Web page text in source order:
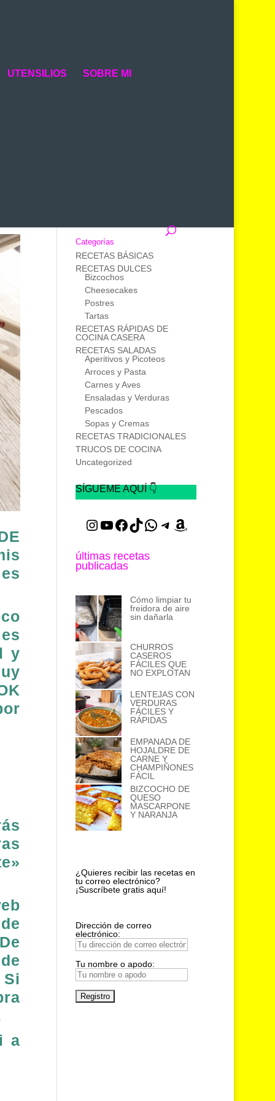
UTENSILIOS SOBRE MI
y
a
Categorías
RECETAS BÁSICAS
RECETAS DULCES
Bizcochos
Cheesecakes
Postres
Tartas
RECETAS RÁPIDAS DE
COCINA CASERA
RECETAS SALADAS
Aperitivos y Picoteos
Arroces y Pasta
Carnes y Aves
Ensaladas y Verduras
Pescados
Sopas y Cremas
RECETAS TRADICIONALES
TRUCOS DE COCINA
Uncategorized
SÍGUEME AQUÍ 👇
Instagram
YouTube
Facebook
TikTok
WhatsApp
Telegram
Amazon
últimas recetas
publicadas
Cómo limpiar tu
freidora de aire
sin dañarla
CHURROS
CASEROS
FÁCILES QUE
NO EXPLOTAN
LENTEJAS CON
VERDURAS
FÁCILES Y
RÁPIDAS
EMPANADA DE
HOJALDRE DE
CARNE Y
CHAMPIÑONES
FÁCIL
BIZCOCHO DE
QUESO
MASCARPONE
Y NARANJA
¿Quieres recibir las recetas en
tu correo electrónico?
¡Suscríbete gratis aquí!
Dirección de correo
electrónico:
Tu nombre o apodo: